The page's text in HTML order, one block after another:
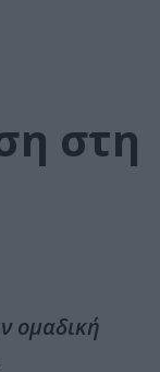
στη
ομαδική